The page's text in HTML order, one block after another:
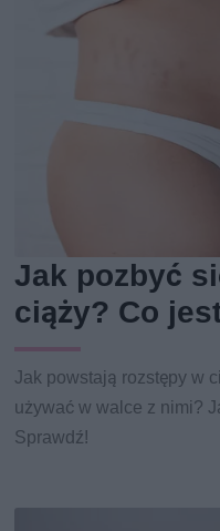
Jak pozbyć
ciąży? Co
Jak powstają rozstępy w
używać w walce z nimi?
Sprawdź!